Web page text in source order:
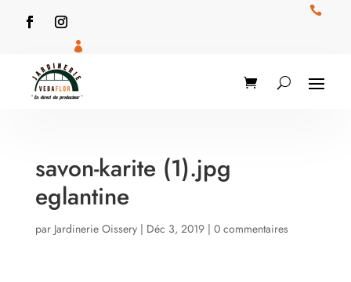


savon-karite (1).jpg
eglantine
par Jardinerie Oissery| Déc 3, 2019| 0 commentaires